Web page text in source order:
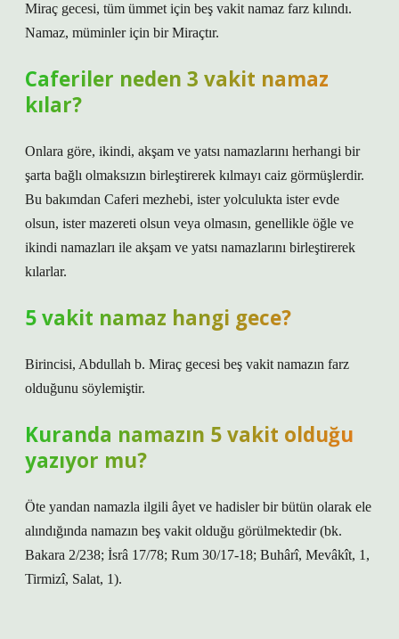
Miraç gecesi, tüm ümmet için beş vakit namaz farz kılındı.
Namaz, müminler için bir Miraçtır.
Caferiler neden 3 vakit namaz
kılar?
Onlara göre, ikindi, akşam ve yatsı namazlarını herhangi bir
şarta bağlı olmaksızın birleştirerek kılmayı caiz görmüşlerdir.
Bu bakımdan Caferi mezhebi, ister yolculukta ister evde
olsun, ister mazereti olsun veya olmasın, genellikle öğle ve
ikindi namazları ile akşam ve yatsı namazlarını birleştirerek
kılarlar.
5 vakit namaz hangi gece?
Birincisi, Abdullah b. Miraç gecesi beş vakit namazın farz
olduğunu söylemiştir.
Kuranda namazın 5 vakit olduğu
yazıyor mu?
Öte yandan namazla ilgili âyet ve hadisler bir bütün olarak ele
alındığında namazın beş vakit olduğu görülmektedir (bk.
Bakara 2/238; İsrâ 17/78; Rum 30/17-18; Buhârî, Mevâkît, 1,
Tirmizî, Salat, 1).